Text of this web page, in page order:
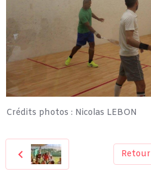
Crédits photos : Nicolas LEBON
Retour